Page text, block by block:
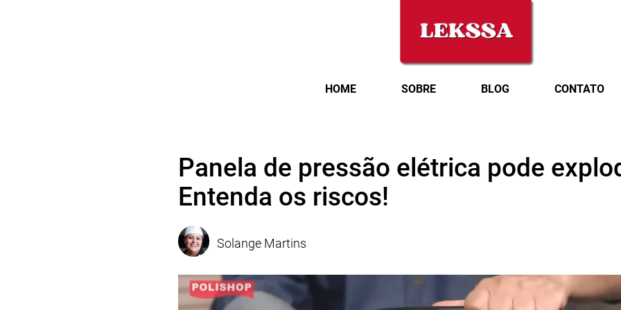
HOME SOBRE BLOG CONTATO
Panela de pressão elétrica pode
Entenda os riscos!
Solange Martins